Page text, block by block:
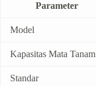
Parameter
Model
Kapasitas Mata Tanam
Standar